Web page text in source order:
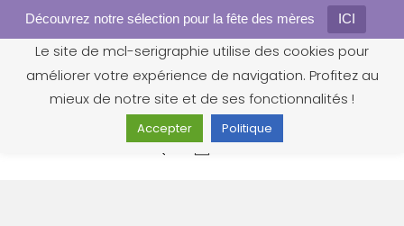
Découvrez notre sélection pour la fête des mères ICI
0
Gestion des cookies
Le site de mcl-serigraphie utilise des cookies pour
améliorer votre expérience de navigation. Profitez au
mieux de notre site et de ses fonctionnalités !
Accepter Politique